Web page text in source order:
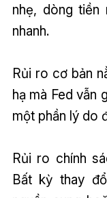
nhẹ, dòng
nhanh.
Rủi ro cơ bản
hạ mà Fed vẫn
một phần lý do
Rủi ro chính
Bất kỳ thay